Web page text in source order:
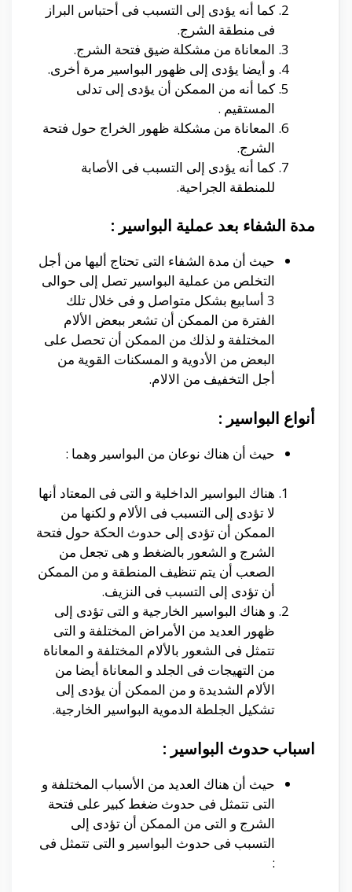
كما أنه يؤدى إلى التسبب فى أحتباس البراز
فى منطقة الشرج.
المعاناة من مشكلة ضيق فتحة الشرج.
و أيضا يؤدى إلى ظهور البواسير مرة أخرى.
كما أنه من الممكن أن يؤدى إلى تدلى
المستقيم .
المعاناة من مشكلة ظهور الخراج حول فتحة
الشرج.
كما أنه يؤدى إلى التسبب فى الأصابة
للمنطقة الجراحية.
مدة الشفاء بعد عملية البواسير :
حيث أن مدة الشفاء التى تحتاج أليها من أجل
التخلص من عملية البواسير تصل إلى حوالى
3 أسابيع بشكل متواصل و فى خلال تلك
الفترة من الممكن أن تشعر ببعض الألام
المختلفة و لذلك من الممكن أن تحصل على
البعض من الأدوية و المسكنات القوية من
أجل التخفيف من الالام.
أنواع البواسير :
حيث أن هناك نوعان من البواسير وهما :
هناك البواسير الداخلية و التى فى المعتاد أنها
لا تؤدى إلى التسبب فى الألام و لكنها من
الممكن أن تؤدى إلى حدوث الحكة حول فتحة
الشرج و الشعور بالضغط و هى تجعل من
الصعب أن يتم تنظيف المنطقة و من الممكن
أن تؤدى إلى التسبب فى النزيف.
و هناك البواسير الخارجية و التى تؤدى إلى
ظهور العديد من الأمراض المختلفة و التى
تتمثل فى الشعور بالألام المختلفة و المعاناة
من التهيجات فى الجلد و المعاناة أيضا من
الألام الشديدة و من الممكن أن يؤدى إلى
تشكيل الجلطة الدموية البواسير الخارجية.
اسباب حدوث البواسير :
حيث أن هناك العديد من الأسباب المختلفة و
التى تتمثل فى حدوث ضغط كبير على فتحة
الشرج و التى من الممكن أن تؤدى إلى
التسبب فى حدوث البواسير و التى تتمثل فى
: